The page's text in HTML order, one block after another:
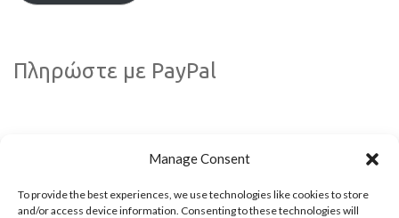
Manage Consent
To provide the best experiences, we use technologies like cookies to store
and/or access device information. Consenting to these technologies will
Πληρώστε με PayPal